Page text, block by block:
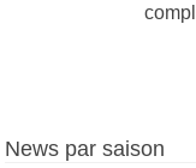
News par saison